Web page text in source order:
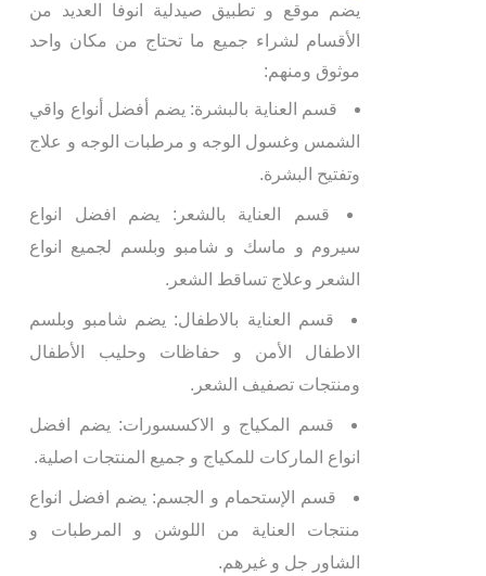
يضم موقع و تطبيق صيدلية انوفا العديد من
الأقسام لشراء جميع ما تحتاج من مكان واحد
موثوق ومنهم:
قسم العناية بالبشرة: يضم أفضل أنواع واقي
الشمس وغسول الوجه و مرطبات الوجه و علاج
وتفتيح البشرة.
قسم العناية بالشعر: يضم افضل انواع
سيروم و ماسك و شامبو وبلسم لجميع انواع
الشعر وعلاج تساقط الشعر.
قسم العناية بالاطفال: يضم شامبو وبلسم
الاطفال الأمن و حفاظات وحليب الأطفال
ومنتجات تصفيف الشعر.
قسم المكياج و الاكسسورات: يضم افضل
انواع الماركات للمكياج و جميع المنتجات اصلية.
قسم الإستحمام و الجسم: يضم افضل انواع
منتجات العناية من اللوشن و المرطبات و
الشاور جل و غيرهم.